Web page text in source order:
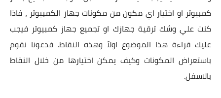
كمبيوتر او اختيار اي مكون من مكونات جهاز الكمبيوتر ، فاذا
كنت علي وشك ترقية جهازك او تجميع جهاز كمبيوتر فيجب
عليك قراءة هذا الموضوع اولاً وهذه النقاط. فدعونا نقوم
باستعراض المكونات وكيف يمكن اختيارها من خلال النقاط
بالاسفل.